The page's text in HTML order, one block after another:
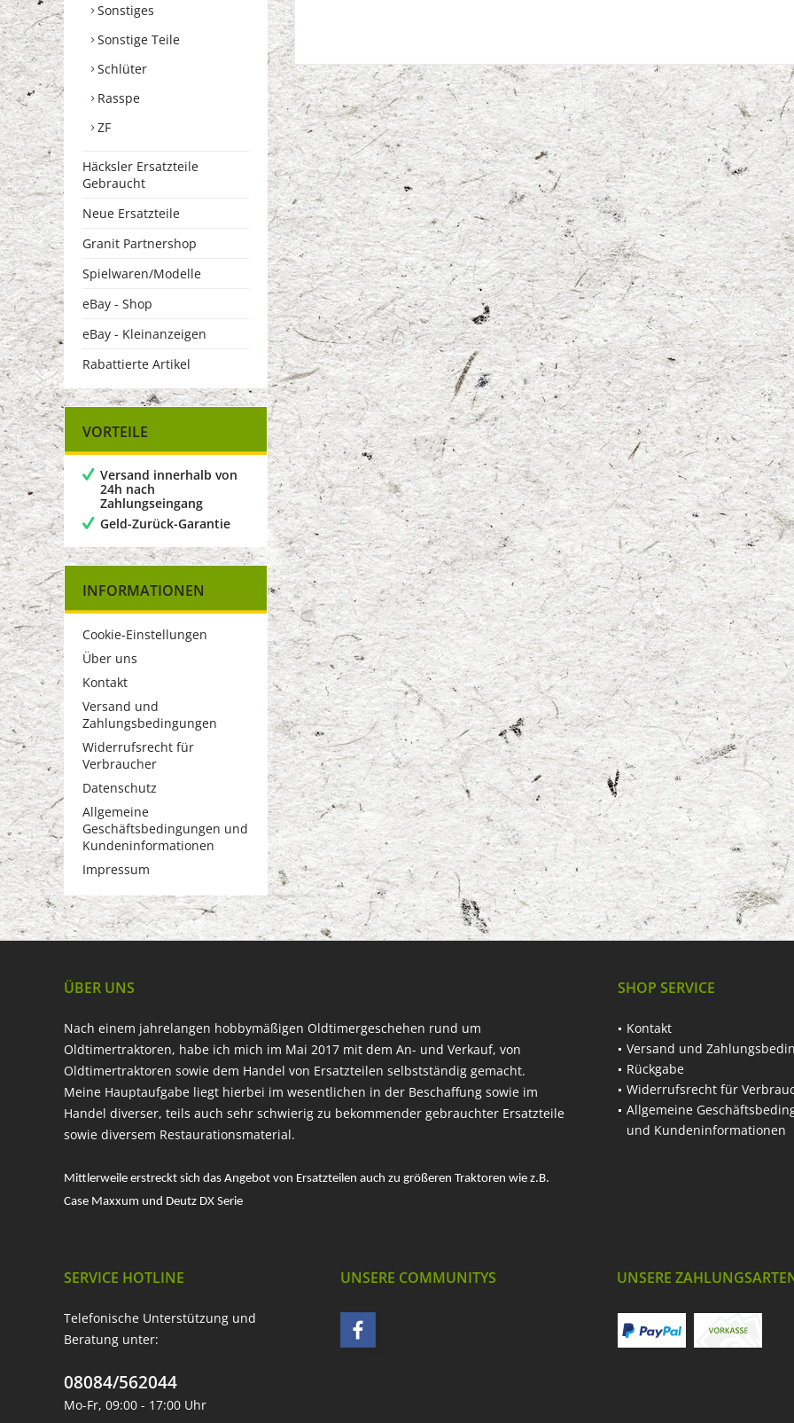
Sonstiges
Sonstige Teile
Schlüter
Rasspe
ZF
Häcksler Ersatzteile
Gebraucht
Neue Ersatzteile
Granit Partnershop
Spielwaren/Modelle
eBay - Shop
eBay - Kleinanzeigen
Rabattierte Artikel
VORTEILE
Versand innerhalb von
24h nach
Zahlungseingang
Geld-Zurück-Garantie
INFORMATIONEN
Cookie-Einstellungen
Über uns
Kontakt
Versand und
Zahlungsbedingungen
Widerrufsrecht für
Verbraucher
Datenschutz
Allgemeine
Geschäftsbedingungen und
Kundeninformationen
Impressum
ÜBER UNS
Nach einem jahrelangen hobbymäßigen Oldtimergeschehen rund um
Oldtimertraktoren, habe ich mich im Mai 2017 mit dem An- und Verkauf, von
Oldtimertraktoren sowie dem Handel von Ersatzteilen selbstständig gemacht.
Meine Hauptaufgabe liegt hierbei im wesentlichen in der Beschaffung sowie im
Handel diverser, teils auch sehr schwierig zu bekommender gebrauchter Ersatzteile
sowie diversem Restaurationsmaterial.
Mittlerweile erstreckt sich das Angebot von Ersatzteilen auch zu größeren Traktoren wie z.B.
Case Maxxum und Deutz DX Serie
SHOP SERVICE
Kontakt
Versand und
Rückgabe
Widerrufsrecht für
Allgemeine
und Kundeninformationen
SERVICE HOTLINE
Telefonische Unterstützung und
Beratung unter:
08084/562044
Mo-Fr, 09:00 - 17:00 Uhr
UNSERE COMMUNITYS UNSERE